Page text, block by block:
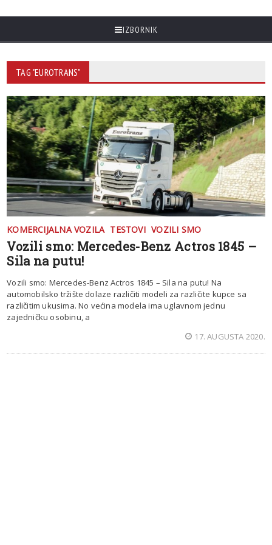
IZBORNIK
TAG "EUROTRANS"
KOMERCIJALNA VOZILA TESTOVI VOZILI SMO
Vozili smo: Mercedes-Benz Actros 1845 –
Sila na putu!
Vozili smo: Mercedes-Benz Actros 1845 – Sila na putu! Na
automobilsko tržište dolaze različiti modeli za različite kupce sa
različitim ukusima. No većina modela ima uglavnom jednu
zajedničku osobinu, a
17. AUGUSTA 2020.